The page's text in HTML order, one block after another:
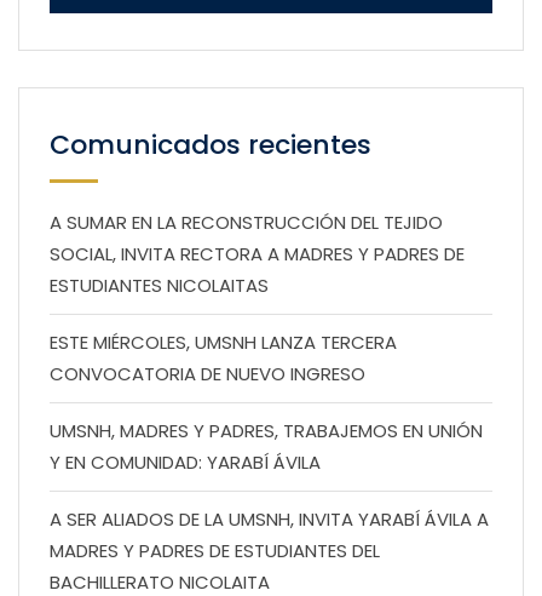
Comunicados recientes
A SUMAR EN LA RECONSTRUCCIÓN DEL TEJIDO
SOCIAL, INVITA RECTORA A MADRES Y PADRES DE
ESTUDIANTES NICOLAITAS
ESTE MIÉRCOLES, UMSNH LANZA TERCERA
CONVOCATORIA DE NUEVO INGRESO
UMSNH, MADRES Y PADRES, TRABAJEMOS EN UNIÓN
Y EN COMUNIDAD: YARABÍ ÁVILA
A SER ALIADOS DE LA UMSNH, INVITA YARABÍ ÁVILA A
MADRES Y PADRES DE ESTUDIANTES DEL
BACHILLERATO NICOLAITA